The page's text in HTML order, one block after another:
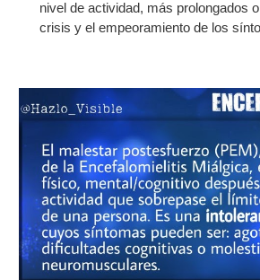
nivel de actividad, más prolongados
crisis y el empeoramiento de los